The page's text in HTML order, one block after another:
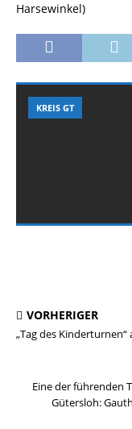
Harsewinkel)
KREIS GT
VORHERIGER
„Tag des Kinderturnen“
Eine der führenden
Gütersloh: